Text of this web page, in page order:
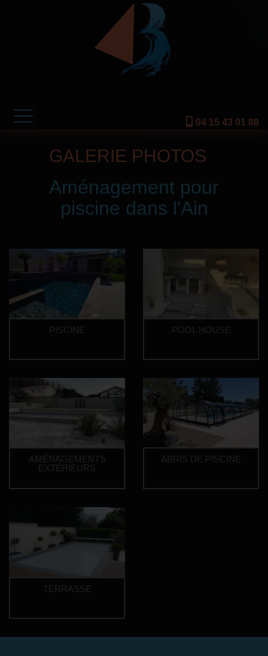
ACCUEIL
ABRIS ET POOL HOUSE
SUIVEZ UN CHANTIER
GALERIE PHOTOS
CONTACT
04 15 43 01 88
GALERIE PHOTOS
Aménagement pour
piscine dans l'Ain
PISCINE POOL HOUSE
AMÉNAGEMENTS
EXTÉRIEURS
ABRIS DE PISCINE
TERRASSE